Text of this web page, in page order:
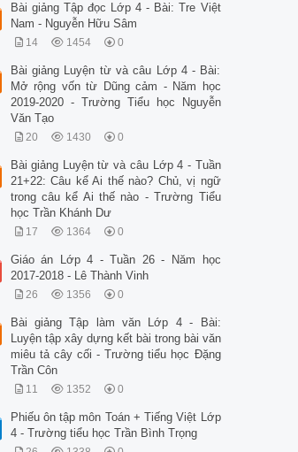
Bài giảng Tập đọc Lớp 4 - Bài: Tre Việt
Nam - Nguyễn Hữu Sâm
14 1454 0
Bài giảng Luyện từ và câu Lớp 4 - Bài:
Mở rộng vốn từ Dũng cảm - Năm học
2019-2020 - Trường Tiểu học Nguyễn
Văn Tạo
20 1430 0
Bài giảng Luyện từ và câu Lớp 4 - Tuần
21+22: Câu kể Ai thế nào? Chủ, vị ngữ
trong câu kể Ai thế nào - Trường Tiểu
học Trần Khánh Dư
17 1364 0
Giáo án Lớp 4 - Tuần 26 - Năm học
2017-2018 - Lê Thành Vinh
26 1356 0
Bài giảng Tập làm văn Lớp 4 - Bài:
Luyện tập xây dựng kết bài trong bài văn
miêu tả cây cối - Trường tiểu học Đặng
Trần Côn
11 1352 0
Phiếu ôn tập môn Toán + Tiếng Việt Lớp
4 - Trường tiểu học Trần Bình Trọng